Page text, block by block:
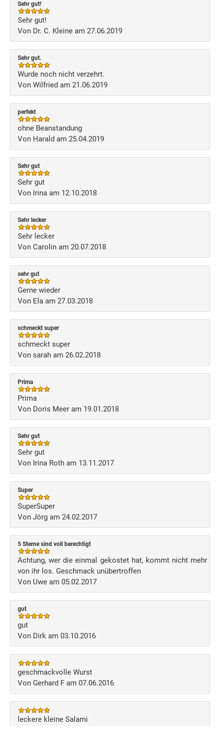
Sehr gut!
Sehr gut!
Von Dr. C. Kleine am 27.06.2019
Sehr gut.
Wurde noch nicht verzehrt.
Von Wilfried am 21.06.2019
perfekt
ohne Beanstandung
Von Harald am 25.04.2019
Sehr gut
Sehr gut
Von Irina am 12.10.2018
Sehr lecker
Sehr lecker
Von Carolin am 20.07.2018
sehr gut
Gerne wieder
Von Ela am 27.03.2018
schmeckt super
schmeckt super
Von sarah am 26.02.2018
Prima
Prima
Von Doris Meer am 19.01.2018
Sehr gut
Sehr gut
Von Irina Roth am 13.11.2017
Super
SuperSuper
Von Jörg am 24.02.2017
5 Sterne sind voll berechtigt
Achtung, wer die einmal gekostet hat, kommt nicht mehr
von ihr los. Geschmack unübertroffen
Von Uwe am 05.02.2017
gut
gut
Von Dirk am 03.10.2016
geschmackvolle Wurst
Von Gerhard F am 07.06.2016
leckere kleine Salami